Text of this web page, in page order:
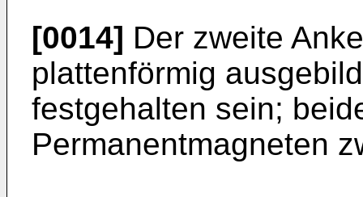
[0014] Der zweite
plattenförmig
festgehalten sein;
Permanentmagneten